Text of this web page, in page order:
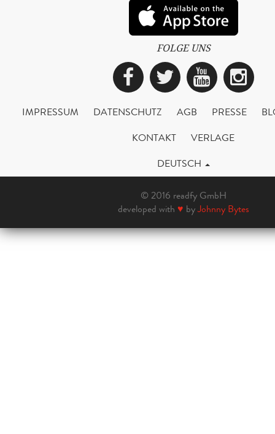
FOLGE UNS
Facebook
Twitter
IMPRESSUM DATENSCHUTZ AGB PRESSE
KONTAKT
VERLAGE
DEUTSCH
© 2016 readfy GmbH
developed with ♥ byJohnny Bytes